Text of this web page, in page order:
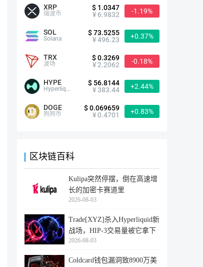
XRP
瑞波币
$ 1.0347
¥ 6.9832
-1.19%
SOL
Solana
$ 73.5255
¥ 496.23
+0.37%
TRX
波场
$ 0.3269
¥ 2.2062
-0.18%
HYPE
Hyperliquid
$ 56.8144
¥ 383.44
+2.44%
DOGE
狗狗币
$ 0.069659
¥ 0.4701
+0.83%
区块链百科
Kulipa突然停摆，倒在高速增
长的加密卡赛道里
2026-08-03
Trade[XYZ]杀入Hyperliquid新
战场，HIP-3交易量被它拿下
2026-08-03
Coldcard钱包漏洞致8900万美